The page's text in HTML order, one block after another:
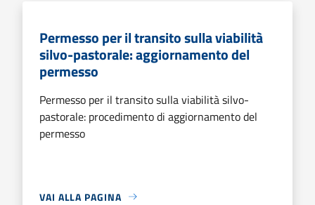
Permesso per il transito sulla viabilità
silvo-pastorale: aggiornamento del
permesso
Permesso per il transito sulla viabilità silvo-
pastorale: procedimento di aggiornamento del
permesso
VAI ALLA PAGINA